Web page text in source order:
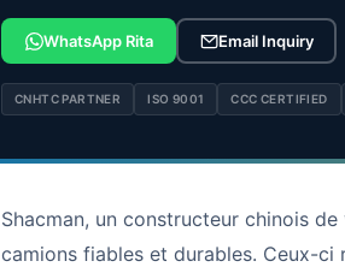
WhatsApp Rita Email Inquiry
CNHTC PARTNER ISO 9001 CCC CERTIFIED
Shacman, un constructeur chinois
camions fiables et durables. Ceux-ci